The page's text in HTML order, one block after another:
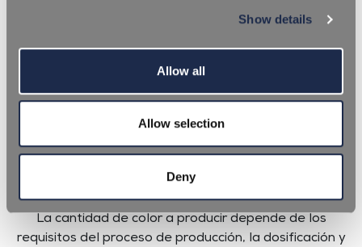
Show details
Allow all
Allow selection
Deny
El color objetivo se puede seleccionar a partir de las
formulación mezclando los colores básicos de
Novosystem en la proporción correcta.
La cantidad de color a producir depende de los
requisitos del proceso de producción, la dosificación y